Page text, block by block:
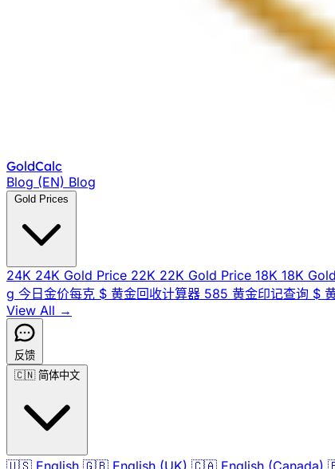
GoldCalc
Blog (EN) Blog
Gold Prices
24K 24K Gold Price 22K 22K Gold Price 18K 18K
g 今日金价每克 $ 黄金回收计算器 585 黄金印记查询 $
View All →
反馈
🇨🇳 简体中文
🇺🇸 English 🇬🇧 English (UK) 🇨🇦 English (Canada)